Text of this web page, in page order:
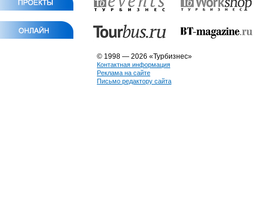
© 1998 — 2026 «Турбизнес»
Контактная информация
Реклама на сайте
Письмо редактору сайта